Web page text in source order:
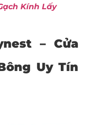
Kính Lấy
– Cửa
Uy Tín